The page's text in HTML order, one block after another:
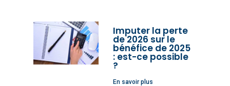
Imputer la perte
de 2026 sur le
bénéfice de 2025
: est-ce possible
?
En savoir plus